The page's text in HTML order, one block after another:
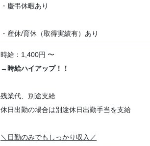
・慶弔休暇あり
・産休/育休（取得実績有）あり
時給：1,400円 〜
→時給ハイアップ！！
残業代、別途支給
休日出勤の場合は別途休日出勤手当を支給
＼日勤のみでもしっかり収入／